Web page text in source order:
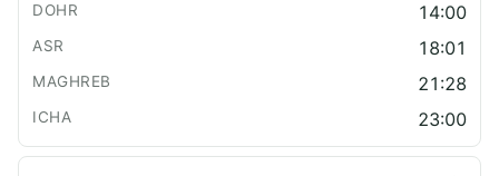
14:00
18:01
21:28
23:00